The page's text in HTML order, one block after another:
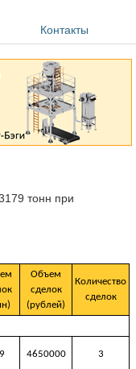
Контакты
тонн при
Объем
сделок
(рублей)
Количество
сделок
4650000 3